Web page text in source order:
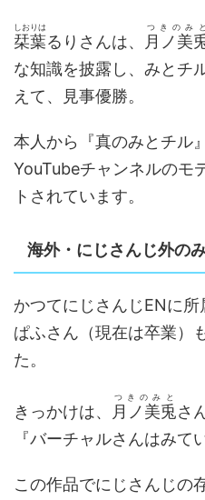
栞葉
しおりは
るりさんは、 月ノ美
つきのみと
な知識を披露し、みとチ
えて、見事優勝。
本人から『真のみとチル
YouTubeチャンネルのモ
トされています。
海外・にじさんじ外の
かつてにじさんじENに
ぱふさん（現在は卒業）
た。
きっかけは、 月ノ美兎
つきのみと
さ
『バーチャルさんはみて
この作品でにじさんじの